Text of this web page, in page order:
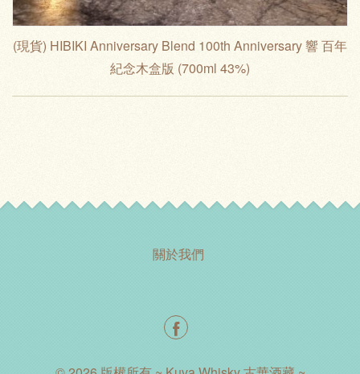
(現貨) HIBIKI Anniversary Blend 100th Anniversary 響 百年
紀念木盒版 (700ml 43%)
關於我們